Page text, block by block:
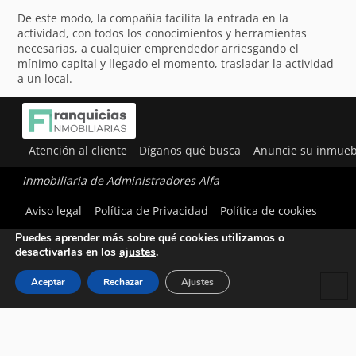
De este modo, la compañía facilita la entrada en la
actividad, con todos los conocimientos y herramientas
necesarias, a cualquier emprendedor arriesgando el
mínimo capital y llegado el momento, trasladar la actividad
a un local.
Atención al cliente Díganos qué busca Anuncie su
Inmobiliaria de Administradores Alfa
Aviso legal
Política de Privacidad Política de cookies
Utilizamos cookies para ofrecerte la mejor experiencia en
Puedes aprender más sobre qué cookies utilizamos o
desactivarlas en los ajustes.
Aceptar Rechazar Ajustes